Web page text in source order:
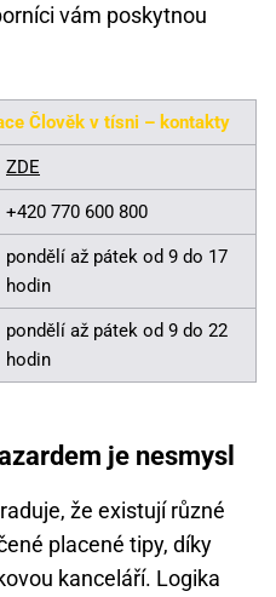
vám poskytnou
Člověk v tísni – kontakty
ZDE
+420 770 600 800
pondělí až pátek od 9 do 17
hodin
pondělí až pátek od 9 do 22
hodin
je nesmysl
že existují různé
placené tipy, díky
kanceláří. Logika